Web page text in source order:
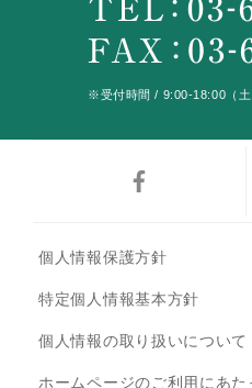
※受付時間 / 9:00-18:00（土
個人情報保護方針
特定個人情報基本方針
個人情報の取り扱いについて
ホームページのご利用にあた